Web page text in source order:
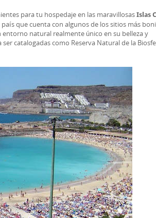
para tu hospedaje en las maravillosasIslas
que cuenta con algunos de los sitios más
natural realmente único en su belleza y
ser catalogadas como Reserva Natural de la